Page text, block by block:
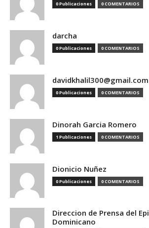
0 Publicaciones 0 COMENTARIOS
darcha
0 Publicaciones 0 COMENTARIOS
davidkhalil300@gmail.com
0 Publicaciones 0 COMENTARIOS
Dinorah Garcia Romero
1 Publicaciones 0 COMENTARIOS
Dionicio Nuñez
0 Publicaciones 0 COMENTARIOS
Direccion de Prensa del
Dominicano